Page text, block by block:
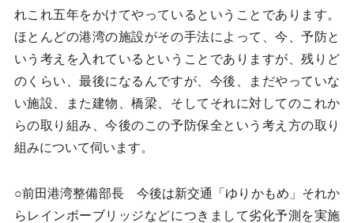
れこれ五年をかけてやっているということであります。
ほとんどの港湾の施設がその手法によって、今、予防と
いう考えを入れているということでありますが、残りど
のくらい、最後になるんですが、今後、まだやっていな
い施設、また建物、橋梁、そしてそれに対してのこれか
らの取り組み、今後のこの予防保全という考え方の取り
組みについて伺います。
○前田港湾整備部長 今後は新交通「ゆりかもめ」それか
らレインボーブリッジなどにつきまして劣化予測を実施